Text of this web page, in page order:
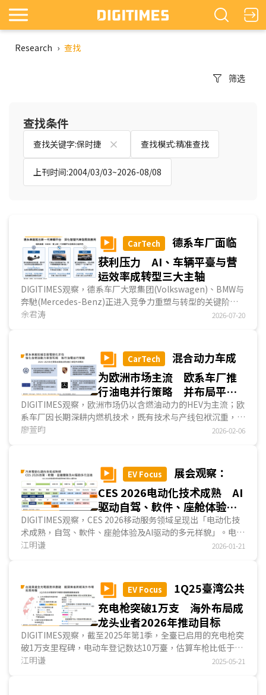
Research › 查找
筛选
查找条件
查找关键字:保时捷 查找模式:精准查找
上刊时间:2004/03/03~2026-08/08
CarTech
德系车厂面临
获利压力 AI、车辆平臺与营
运效率成转型三大主轴
DIGITIMES观察，德系车厂大眾集团(Volkswagen)、BMW与
奔馳(Mercedes-Benz)正进入竞争力重塑与转型的关键阶
段。随著全球汽车市场成长趋缓、中国车厂快速崛起、电动车
牌、车辆性能及销售规模维持优势。因此，德系车厂近年的发
展方向逐渐聚焦三大主轴，包括以AI提升产品智能化能力、推
出新一代车辆架构承载电动化与SDV功能，并透过优化成本结
构与营运效率，维持长期投资及获利能力。...
余君涛 2026-07-20
CarTech
混合动力车成
为欧洲市场主流 欧系车厂推
行油电并行策略 并布局平价
电动车以抗衡中企
DIGITIMES观察，欧洲市场仍以含燃油动力的HEV为主流；欧
系车厂因长期深耕内燃机技术，既有技术与产线包袱沉重，加
上电动车核心技术不足，导致电动化转型进展缓慢。为兼顾减
廖萱昀 2026-02-06
EV Focus
展会观察：
CES 2026电动化技术成熟 AI
驱动自驾、軟件、座舱体验全
面升级
DIGITIMES观察，CES 2026移动服务领域呈现出「电动化技
术成熟，自驾、軟件、座舱体验及AI驱动的多元样貌」。电动
车续航里程达300英里将是基本门槛，AI正催生自驾技术从商
舱体验的技术潮流，而AI驱动正创造多元应用创新，商用化的
应用场景探询将成为业者最新阶段课题...
江明谦 2026-01-21
EV Focus
1Q25臺湾公共
充电枪突破1万支 海外布局成
龙头业者2026年推动目标
DIGITIMES观察，截至2025年第1季，全臺已启用的充电枪突
破1万支里程碑，电动车登记数达10万臺，估算车枪比低于
10:1，进一步看充电枪在全臺19个行政区分布情形，共计...
江明谦 2025-05-21